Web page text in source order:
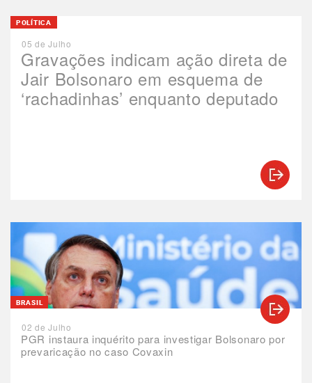
Gravações indicam ação direta de
Jair Bolsonaro em esquema de
‘rachadinhas’ enquanto deputado
POLÍTICA
05 de Julho
PGR instaura inquérito para investigar Bolsonaro por
prevaricação no caso Covaxin
BRASIL
02 de Julho